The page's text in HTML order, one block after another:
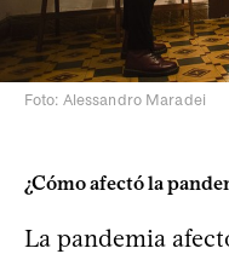
Foto: Alessandro Maradei
¿Cómo afectó la
La pandemia